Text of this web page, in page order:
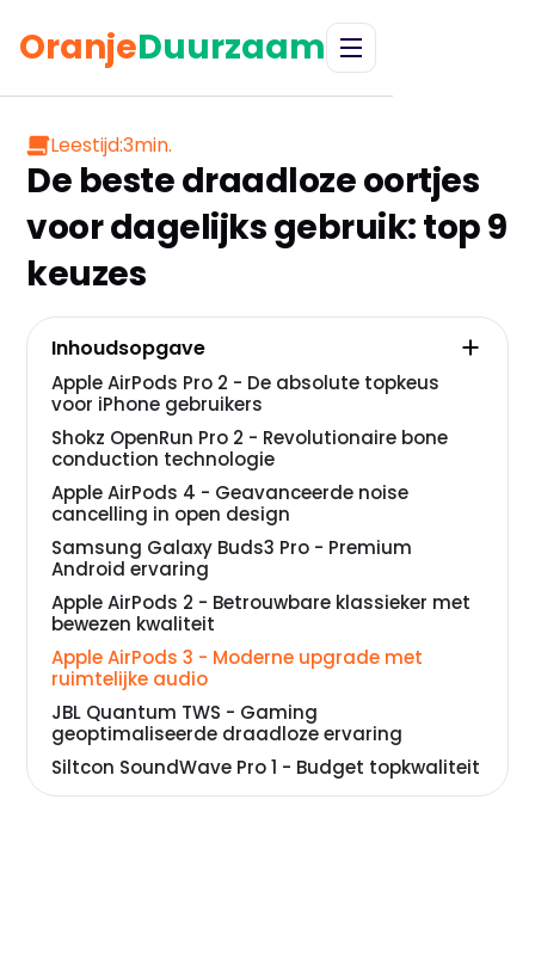
OranjeDuurzaam
Leestijd:3min.
De beste draadloze oortjes
voor dagelijks gebruik: top 9
keuzes
Inhoudsopgave
Apple AirPods Pro 2 - De absolute topkeus
voor iPhone gebruikers
Shokz OpenRun Pro 2 - Revolutionaire bone
conduction technologie
Apple AirPods 4 - Geavanceerde noise
cancelling in open design
Samsung Galaxy Buds3 Pro - Premium
Android ervaring
Apple AirPods 2 - Betrouwbare klassieker met
bewezen kwaliteit
Apple AirPods 3 - Moderne upgrade met
ruimtelijke audio
JBL Quantum TWS - Gaming
geoptimaliseerde draadloze ervaring
Siltcon SoundWave Pro 1 - Budget topkwaliteit